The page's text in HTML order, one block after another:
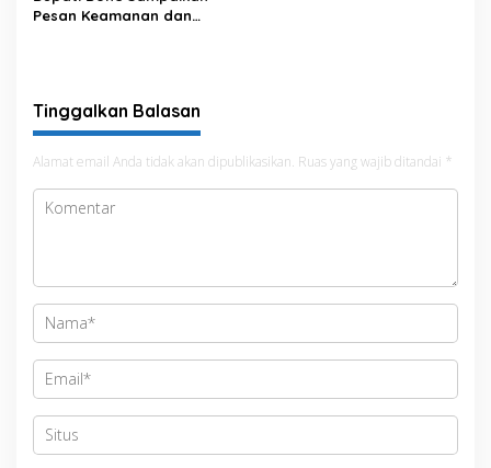
Pesan Keamanan dan
Tinggalkan Balasan
Alamat email Anda tidak akan dipublikasikan. Ruas yang wajib ditandai *